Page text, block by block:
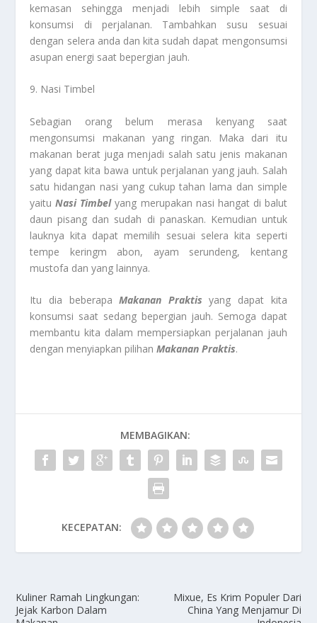
kemasan sehingga menjadi lebih simple saat di
konsumsi di perjalanan. Tambahkan susu sesuai
dengan selera anda dan kita sudah dapat mengonsumsi
asupan energi saat bepergian jauh.
9. Nasi Timbel
Sebagian orang belum merasa kenyang saat
mengonsumsi makanan yang ringan. Maka dari itu
makanan berat juga menjadi salah satu jenis makanan
yang dapat kita bawa untuk perjalanan yang jauh. Salah
satu hidangan nasi yang cukup tahan lama dan simple
yaituNasi Timbelyang merupakan nasi hangat di balut
daun pisang dan sudah di panaskan. Kemudian untuk
lauknya kita dapat memilih sesuai selera kita seperti
tempe keringm abon, ayam serundeng, kentang
mustofa dan yang lainnya.
Itu dia beberapaMakanan Praktis yang dapat kita
konsumsi saat sedang bepergian jauh. Semoga dapat
membantu kita dalam mempersiapkan perjalanan jauh
dengan menyiapkan pilihanMakanan Praktis.
MEMBAGIKAN:
KECEPATAN:
Kuliner Ramah Lingkungan:
Jejak Karbon Dalam
Mixue, Es Krim Populer Dari
China Yang Menjamur Di